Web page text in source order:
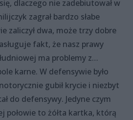
dlaczego nie zadebiutował w
zagrał bardzo słabe
zaliczył dwa, może trzy dobre
fakt, że nasz prawy
ma problemy z…
karne. W defensywie było
gubił krycie i niezbyt
do defensywy. Jedyne czym
połowie to żółta kartka, którą